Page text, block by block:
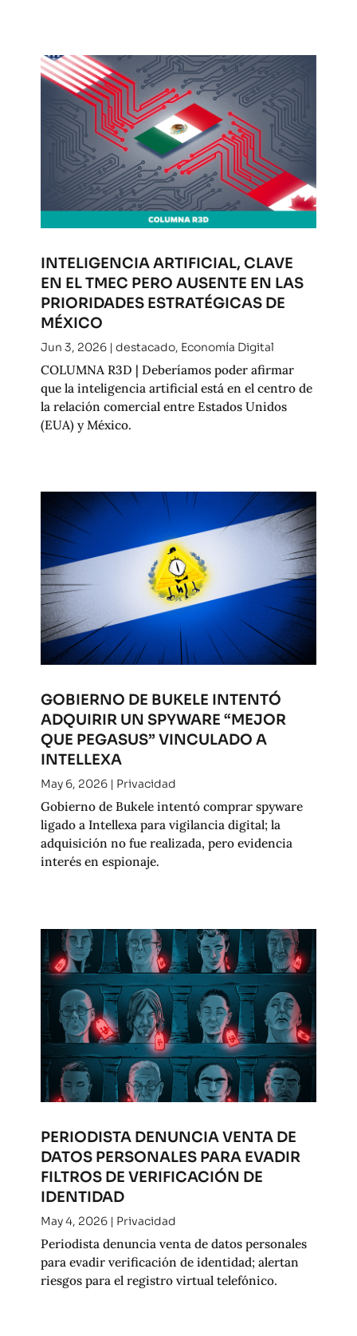
INTELIGENCIA ARTIFICIAL, CLAVE
EN EL TMEC PERO AUSENTE EN LAS
PRIORIDADES ESTRATÉGICAS DE
MÉXICO
Jun 3, 2026| destacado, Economía Digital
COLUMNA R3D | Deberíamos poder afirmar
que la inteligencia artificial está en el centro de
la relación comercial entre Estados Unidos
(EUA) y México.
GOBIERNO DE BUKELE INTENTÓ
ADQUIRIR UN SPYWARE “MEJOR
QUE PEGASUS” VINCULADO A
INTELLEXA
May 6, 2026| Privacidad
Gobierno de Bukele intentó comprar spyware
ligado a Intellexa para vigilancia digital; la
adquisición no fue realizada, pero evidencia
interés en espionaje.
PERIODISTA DENUNCIA VENTA DE
DATOS PERSONALES PARA EVADIR
FILTROS DE VERIFICACIÓN DE
IDENTIDAD
May 4, 2026| Privacidad
Periodista denuncia venta de datos personales
para evadir verificación de identidad; alertan
riesgos para el registro virtual telefónico.